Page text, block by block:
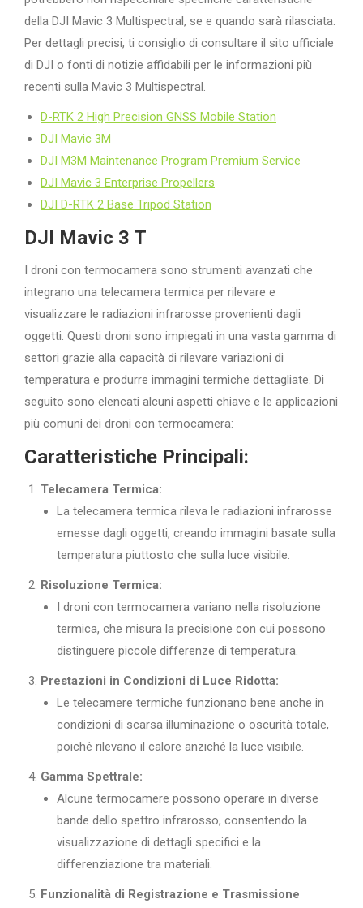
della DJI Mavic 3 Multispectral, se e quando sarà rilasciata.
Per dettagli precisi, ti consiglio di consultare il sito ufficiale
di DJI o fonti di notizie affidabili per le informazioni più
recenti sulla Mavic 3 Multispectral.
D-RTK 2 High Precision GNSS Mobile Station
DJI Mavic 3M
DJI M3M Maintenance Program Premium Service
DJI Mavic 3 Enterprise Propellers
DJI D-RTK 2 Base Tripod Station
DJI Mavic 3 T
I droni con termocamera sono strumenti avanzati che
integrano una telecamera termica per rilevare e
visualizzare le radiazioni infrarosse provenienti dagli
oggetti. Questi droni sono impiegati in una vasta gamma di
settori grazie alla capacità di rilevare variazioni di
temperatura e produrre immagini termiche dettagliate. Di
seguito sono elencati alcuni aspetti chiave e le applicazioni
più comuni dei droni con termocamera:
Caratteristiche Principali:
Telecamera Termica:
La telecamera termica rileva le radiazioni infrarosse
emesse dagli oggetti, creando immagini basate sulla
temperatura piuttosto che sulla luce visibile.
Risoluzione Termica:
I droni con termocamera variano nella risoluzione
termica, che misura la precisione con cui possono
distinguere piccole differenze di temperatura.
Prestazioni in Condizioni di Luce Ridotta:
Le telecamere termiche funzionano bene anche in
condizioni di scarsa illuminazione o oscurità totale,
poiché rilevano il calore anziché la luce visibile.
Gamma Spettrale:
Alcune termocamere possono operare in diverse
bande dello spettro infrarosso, consentendo la
visualizzazione di dettagli specifici e la
differenziazione tra materiali.
Funzionalità di Registrazione e Trasmissione